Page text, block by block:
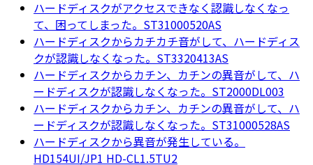
ハードディスクがアクセスできなく認識しなくなっ
て、困ってしまった。ST31000520AS
ハードディスクからカチカチ音がして、ハードディス
クが認識しなくなった。ST3320413AS
ハードディスクからカチン、カチンの異音がして、ハ
ードディスクが認識しなくなった。ST2000DL003
ハードディスクからカチン、カチンの異音がして、ハ
ードディスクが認識しなくなった。ST31000528AS
ハードディスクから異音が発生している。
HD154UI/JP1 HD-CL1.5TU2